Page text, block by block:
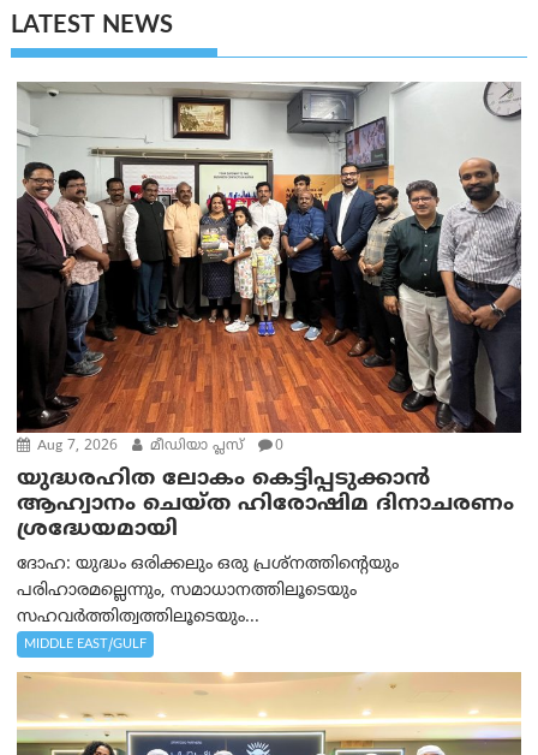
LATEST NEWS
Aug 7, 2026 മീഡിയാ പ്ലസ് 0
യുദ്ധരഹിത ലോകം കെട്ടിപ്പടുക്കാന്‍
ആഹ്വാനം ചെയ്ത ഹിരോഷിമ ദിനാചരണം
ശ്രദ്ധേയമായി
ദോഹ: യുദ്ധം ഒരിക്കലും ഒരു പ്രശ്‌നത്തിന്റെയും
പരിഹാരമല്ലെന്നും, സമാധാനത്തിലൂടെയും
സഹവര്‍ത്തിത്വത്തിലൂടെയും...
MIDDLE EAST/GULF